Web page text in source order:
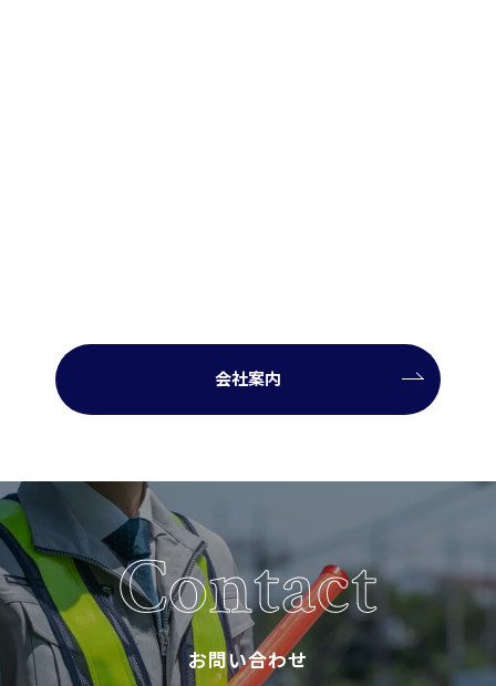
会社案内
Contact
お問い合わせ